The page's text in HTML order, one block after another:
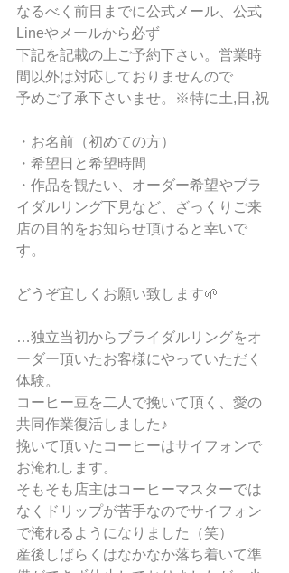
なるべく前日までに公式メール、公式
Lineやメールから必ず
下記を記載の上ご予約下さい。営業時
間以外は対応しておりませんので
予めご了承下さいませ。※特に土,日,祝
・お名前（初めての方）
・希望日と希望時間
・作品を観たい、オーダー希望やブラ
イダルリング下見など、ざっくりご来
店の目的をお知らせ頂けると幸いで
す。
どうぞ宜しくお願い致します🌱
…独立当初からブライダルリングをオ
ーダー頂いたお客様にやっていただく
体験。
コーヒー豆を二人で挽いて頂く、愛の
共同作業復活しました♪
挽いて頂いたコーヒーはサイフォンで
お淹れします。
そもそも店主はコーヒーマスターでは
なくドリップが苦手なのでサイフォン
で淹れるようになりました（笑）
産後しばらくはなかなか落ち着いて準